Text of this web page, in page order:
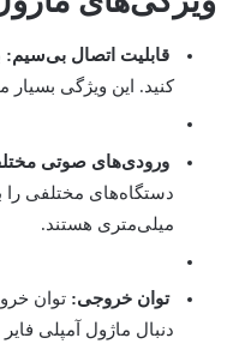
قابلیت اتصال بی‌سیم:
کنید. این ویژگی
ورودی‌های صوتی
میلی‌متری هستند.
توان خروجی: توان